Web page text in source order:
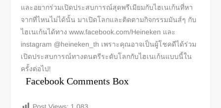
และอยากร่วมเปิดประสบการณ์สุดพรีเมียมกับไฮเนเก้นที่หา
จากที่ไหนไม่ได้นั้น มาเปิดโลกและติดตามกิจกรรมมันส์ๆ กับ
ไฮเนเก้นได้ทาง www.facebook.com/Heineken และ
instagram @heineken_th เพราะคุณอาจเป็นผู้โชคดีได้ร่วม
เปิดประสบการณ์ทางดนตรีระดับโลกกับไฮเนเก้นแบบนี้ใน
ครั้งต่อไป!
Facebook Comments Box